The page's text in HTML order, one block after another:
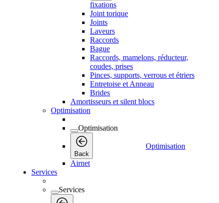
fixations
Joint torique
Joints
Laveurs
Raccords
Bague
Raccords, mamelons, réducteur,
coudes, prises
Pinces, supports, verrous et étriers
Entretoise et Anneau
Brides
Amortisseurs et silent blocs
Optimisation
Optimisation
Back
Optimisation
Airnet
Services
Services